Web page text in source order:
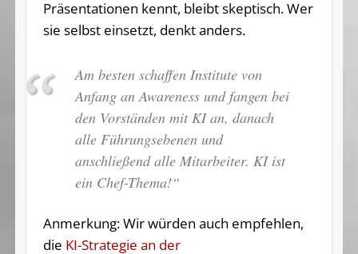
Präsentationen kennt, bleibt skeptisch. Wer
sie selbst einsetzt, denkt anders.
Am besten schaffen Institute von
Anfang an Awareness und fangen bei
den Vorständen mit KI an, danach
alle Führungsebenen und
anschließend alle Mitarbeiter. KI ist
ein Chef-Thema!“
Anmerkung: Wir würden auch empfehlen,
die KI-Strategie an der